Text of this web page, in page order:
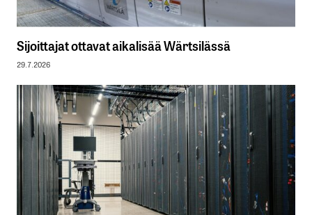
Sijoittajat ottavat aikalisää Wärtsilässä
29.7.2026